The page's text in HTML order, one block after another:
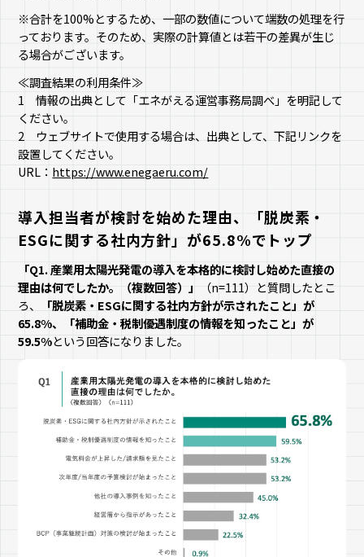
※合計を100%とするため、一部の数値について端数の処理を行
っております。そのため、実際の計算値とは若干の差異が生じ
る場合がございます。
≪調査結果の利用条件≫
1 情報の出典として「エネがえる運営事務局調べ」を明記して
ください。
2 ウェブサイトで使用する場合は、出典として、下記リンクを
設置してください。
URL： https://www.enegaeru.com/
導入担当者が検討を始めた理由、「脱炭素・
ESGに関する社内方針」が65.8%でトップ
「Q1. 産業用太陽光発電の導入を本格的に検討し始めた直接の
理由は何でしたか。（複数回答）」
（n=111）と質問したとこ
ろ、
「脱炭素・ESGに関する社内方針が示されたこと」が
65.8%、「補助金・税制優遇制度の情報を知ったこと」が
59.5%という回答になりました。